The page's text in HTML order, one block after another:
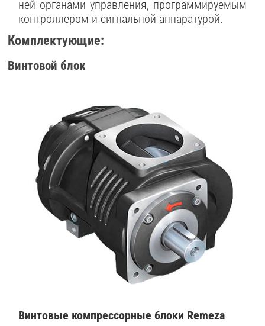
ней органами управления, программируемым
контроллером и сигнальной аппаратурой.
Комплектующие:
Винтовой блок
Винтовые компрессорные блоки Remeza